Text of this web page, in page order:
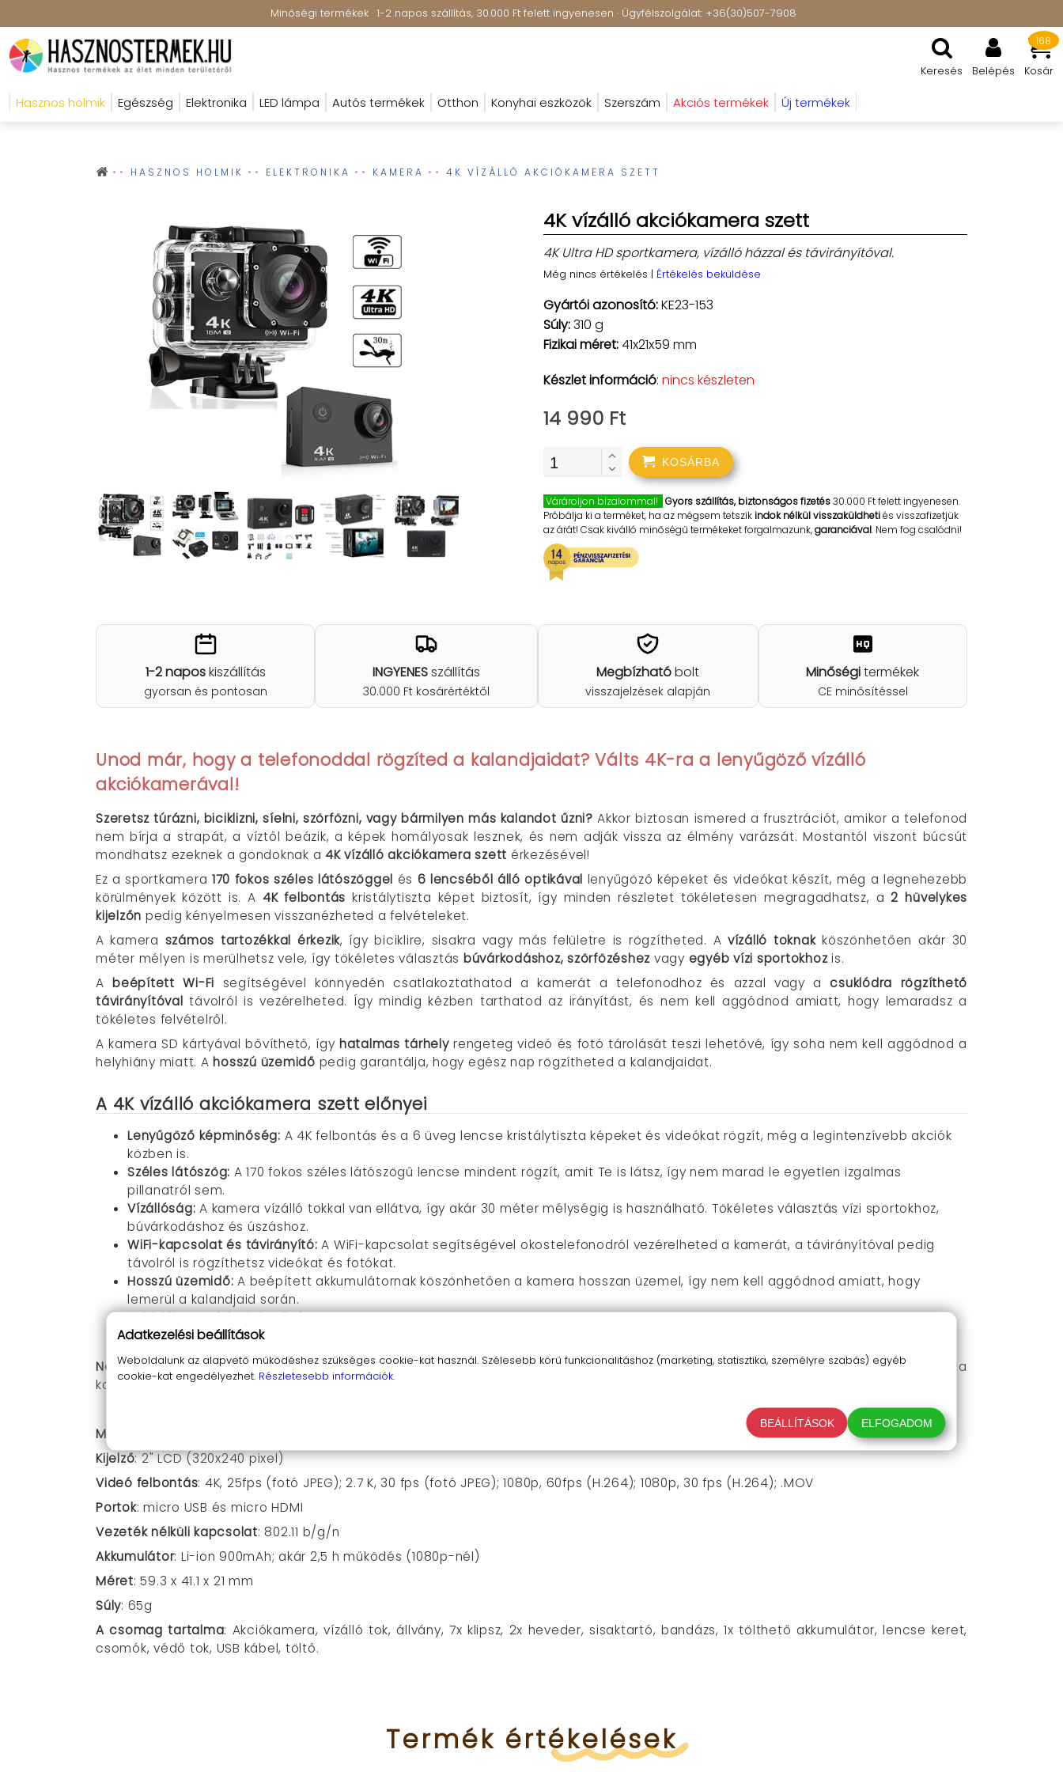
Minőségi termékek · 1-2 napos szállítás, 30.000 Ft felett ingyenesen · Ügyfélszolgálat: +36(30)507-7908
Keresés Belépés Kosár
168
Hasznos holmik Egészség Elektronika LED lámpa Autós termékek Otthon Konyhai eszközök Szerszám Akciós termékek Új termékek
HASZNOS HOLMIK ELEKTRONIKA KAMERA 4K VÍZÁLLÓ AKCIÓKAMERA SZETT
4K vízálló akciókamera szett
4K Ultra HD sportkamera, vízálló házzal és távirányítóval.
Még nincs értékelés | Értékelés beküldése
Gyártói azonosító:KE23-153
Súly:310 g
Fizikai méret:41x21x59 mm
Készlet információ: nincs készleten
14 990 Ft
KOSÁRBA
Várároljon bizalommal! Gyors szállítás, biztonságos fizetés30.000 Ft felett ingyenesen.
Próbálja ki a terméket, ha az mégsem tetszikindok nélkül visszaküldhetiés visszafizetjük
az árát! Csak kiválló minőségű termékeket forgalmazunk,garanciával. Nem fog csalódni!
1-2 naposkiszállítás
gyorsan és pontosan
INGYENESszállítás
30.000 Ft kosárértéktől
Megbízhatóbolt
visszajelzések alapján
Minőségitermékek
CE minősítéssel
Unod már, hogy a telefonoddal rögzíted a kalandjaidat? Válts 4K-ra a lenyűgöző vízálló
akciókamerával!
Szeretsz túrázni, biciklizni, síelni, szörfözni, vagy bármilyen más kalandot űzni? Akkor biztosan ismered a frusztrációt, amikor a telefonod
nem bírja a strapát, a víztől beázik, a képek homályosak lesznek, és nem adják vissza az élmény varázsát. Mostantól viszont búcsút
mondhatsz ezeknek a gondoknak a 4K vízálló akciókamera szett érkezésével!
Ez a sportkamera 170 fokos széles látószöggel és 6 lencséből álló optikával lenyűgöző képeket és videókat készít, még a legnehezebb
körülmények között is. A 4K felbontás kristálytiszta képet biztosít, így minden részletet tökéletesen megragadhatsz, a2 hüvelykes
kijelzőn pedig kényelmesen visszanézheted a felvételeket.
A kamera számos tartozékkal érkezik, így biciklire, sisakra vagy más felületre is rögzítheted. A vízálló toknakköszönhetően akár 30
méter mélyen is merülhetsz vele, így tökéletes választás búvárkodáshoz, szörfözéshez vagy egyéb vízi sportokhozis.
A beépített Wi-Fi segítségével könnyedén csatlakoztathatod a kamerát a telefonodhoz és azzal vagy a csuklódra rögzíthető
távirányítóvaltávolról is vezérelheted. Így mindig kézben tarthatod az irányítást, és nem kell aggódnod amiatt, hogy lemaradsz a
tökéletes felvételről.
A kamera SD kártyával bővíthető, így hatalmas tárhelyrengeteg videó és fotó tárolását teszi lehetővé, így soha nem kell aggódnod a
helyhiány miatt. A hosszú üzemidő pedig garantálja, hogy egész nap rögzítheted a kalandjaidat.
A 4K vízálló akciókamera szett előnyei
Lenyűgöző képminőség: A 4K felbontás és a 6 üveg lencse kristálytiszta képeket és videókat rögzít, még a legintenzívebb akciók
közben is.
Széles látószög: A 170 fokos széles látószögű lencse mindent rögzít, amit Te is látsz, így nem marad le egyetlen izgalmas
pillanatról sem.
Vízállóság: A kamera vízálló tokkal van ellátva, így akár 30 méter mélységig is használható. Tökéletes választás vízi sportokhoz,
búvárkodáshoz és úszáshoz.
WiFi-kapcsolat és távirányító: A WiFi-kapcsolat segítségével okostelefonodról vezérelheted a kamerát, a távirányítóval pedig
távolról is rögzíthetsz videókat és fotókat.
Hosszú üzemidő: A beépített akkumulátornak köszönhetően a kamera hosszan üzemel, így nem kell aggódnod amiatt, hogy
lemerül a kalandjaid során.
Többféle rögzítési lehetőség:A kamera számos kiegészítővel érkezik, így biciklire, sisakra vagy más felületre is rögzítheted.
Nagy tárhely:A kamera Micro SD kártyával bővíthető akár 128 GB-ig, így rengeteg videót és fotót tárolhatsz rajta.
Ne hagyd, hogy a telefonod korlátozza az élményeidet!A4K vízálló akciókamera szetta tökéletes társad lesz minden kalandhoz. Ezzel a
kamerával lenyűgöző felvételeket készíthetsz, és örökké megőrizheted a legszebb emlékeidet.
Memóriakártya
Kijelző: 2" LCD (320x240 pixel)
Videó felbontás: 4K, 25fps (fotó JPEG); 2.7 K, 30 fps (fotó JPEG); 1080p, 60fps (H.264); 1080p, 30 fps (H.264); .MOV
Portok: micro USB és micro HDMI
Vezeték nélküli kapcsolat: 802.11 b/g/n
Akkumulátor: Li-ion 900mAh; akár 2,5 h működés (1080p-nél)
Méret: 59.3 x 41.1 x 21 mm
Súly: 65g
A csomag tartalma: Akciókamera, vízálló tok, állvány, 7x klipsz, 2x heveder, sisaktartó, bandázs, 1x tölthető akkumulátor, lencse keret,
csomók, védő tok, USB kábel, töltő.
Termék értékelések
Adatkezelési beállítások
Weboldalunk az alapvető működéshez szükséges cookie-kat használ. Szélesebb körű funkcionalitáshoz (marketing, statisztika, személyre szabás) egyéb
cookie-kat engedélyezhet. Részletesebb információk.
BEÁLLÍTÁSOK ELFOGADOM